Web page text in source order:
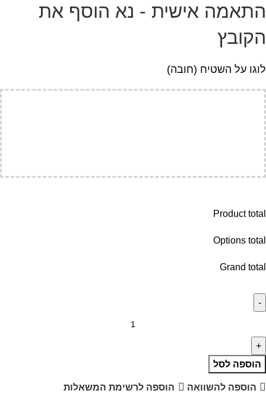
התאמה אישית - נא הוסף את
הקובץ
לוגו על השטיח (חובה)
Product total
Options total
Grand total
הוספה לסל
הוספה להשוואה הוספה לרשימת המשאלות